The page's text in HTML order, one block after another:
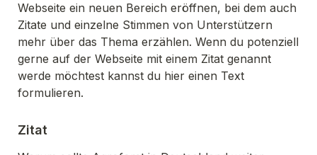
Webseite ein neuen Bereich eröffnen, bei dem auch
Zitate und einzelne Stimmen von Unterstützern
mehr über das Thema erzählen. Wenn du potenziell
gerne auf der Webseite mit einem Zitat genannt
werde möchtest kannst du hier einen Text
formulieren.
Zitat